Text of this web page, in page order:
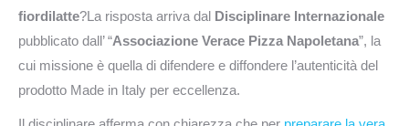
fiordilatte?La risposta arriva dal Disciplinare Internazionale
pubblicato dall’ “Associazione Verace Pizza Napoletana”, la
cui missione è quella di difendere e diffondere l’autenticità del
prodotto Made in Italy per eccellenza.